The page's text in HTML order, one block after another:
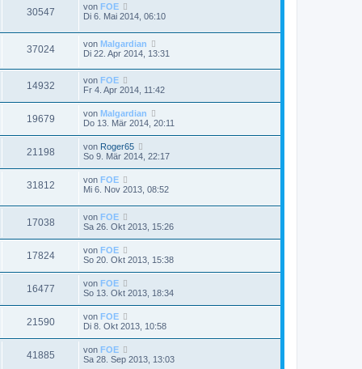
30547 von FOE
Di 6. Mai 2014, 06:10
37024 von Malgardian
Di 22. Apr 2014, 13:31
14932 von FOE
Fr 4. Apr 2014, 11:42
19679 von Malgardian
Do 13. Mär 2014, 20:11
21198 von Roger65
So 9. Mär 2014, 22:17
31812 von FOE
Mi 6. Nov 2013, 08:52
17038 von FOE
Sa 26. Okt 2013, 15:26
17824 von FOE
So 20. Okt 2013, 15:38
16477 von FOE
So 13. Okt 2013, 18:34
21590 von FOE
Di 8. Okt 2013, 10:58
41885 von FOE
Sa 28. Sep 2013, 13:03